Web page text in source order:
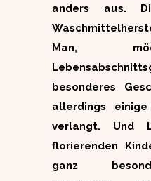
anders aus.
Man,
besonderes
allerdings einige
verlangt. Und
florierenden
ganz